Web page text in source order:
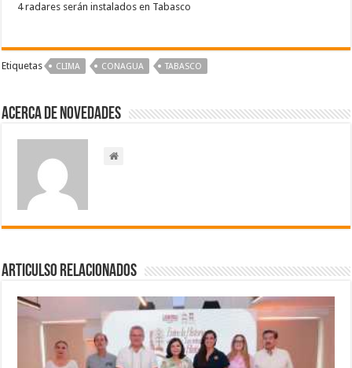
4 radares serán instalados en Tabasco
Etiquetas CLIMA CONAGUA TABASCO
Acerca de NOVEDADES
Articulso Relacionados